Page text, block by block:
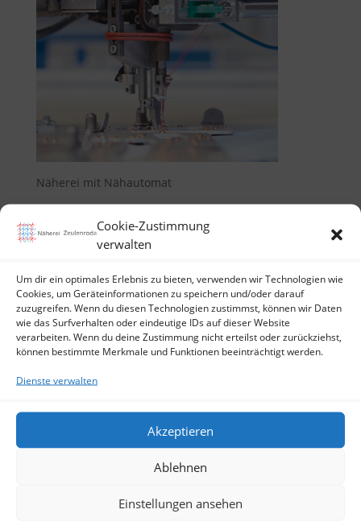
Cookie-Zustimmung
verwalten
Um dir ein optimales Erlebnis zu bieten, verwenden wir Technologien wie
Cookies, um Geräteinformationen zu speichern und/oder darauf
zuzugreifen. Wenn du diesen Technologien zustimmst, können wir Daten
wie das Surfverhalten oder eindeutige IDs auf dieser Website
verarbeiten. Wenn du deine Zustimmung nicht erteilst oder zurückziehst,
können bestimmte Merkmale und Funktionen beeinträchtigt werden.
Dienste verwalten
Akzeptieren
Ablehnen
Einstellungen ansehen
Näherei mit Nähautomat
Kommentar absenden
Deine E-Mail-Adresse wird nicht veröffentlicht.
Erforderliche Felder sind mit*markiert